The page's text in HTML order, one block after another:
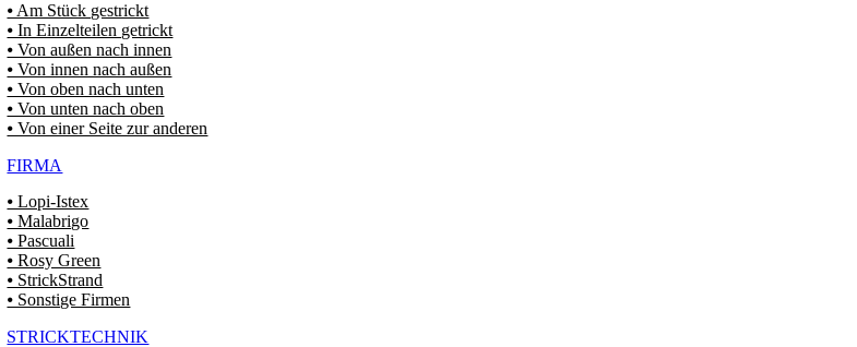
⦁ Am Stück gestrickt
⦁ In Einzelteilen getrickt
⦁ Von außen nach innen
⦁ Von innen nach außen
⦁ Von oben nach unten
⦁ Von unten nach oben
⦁ Von einer Seite zur anderen
FIRMA
⦁ Lopi-Istex
⦁ Malabrigo
⦁ Pascuali
⦁ Rosy Green
⦁ StrickStrand
⦁ Sonstige Firmen
STRICKTECHNIK